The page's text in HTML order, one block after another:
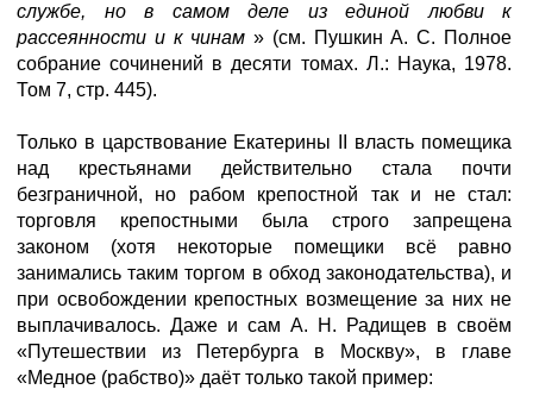
службе, но в самом деле из единой любви к
рассеянности и к чинам» (см. Пушкин А. С. Полное
собрание сочинений в десяти томах. Л.: Наука, 1978.
Том 7, стр. 445).
Только в царствование Екатерины II власть помещика
над крестьянами действительно стала почти
безграничной, но рабом крепостной так и не стал:
торговля крепостными была строго запрещена
законом (хотя некоторые помещики всё равно
занимались таким торгом в обход законодательства), и
при освобождении крепостных возмещение за них не
выплачивалось. Даже и сам А. Н. Радищев в своём
«Путешествии из Петербурга в Москву», в главе
«Медное (рабство)» даёт только такой пример: